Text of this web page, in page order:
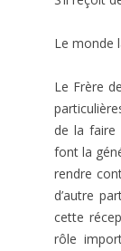
Le monde
Le Frère
de la faire
font la
rendre
d’autre
cette
rôle